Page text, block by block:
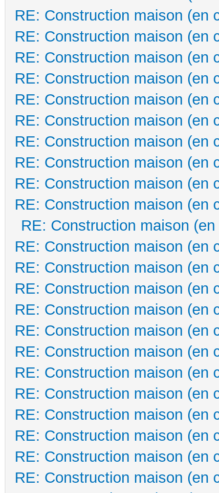
RE: Construction maison (en
RE: Construction maison (en
RE: Construction maison (en
RE: Construction maison (en
RE: Construction maison (en
RE: Construction maison (en
RE: Construction maison (en
RE: Construction maison (en
RE: Construction maison (en
RE: Construction maison (en
RE: Construction maison
RE: Construction maison (en
RE: Construction maison (en
RE: Construction maison (en
RE: Construction maison (en
RE: Construction maison (en
RE: Construction maison (en
RE: Construction maison (en
RE: Construction maison (en
RE: Construction maison (en
RE: Construction maison (en
RE: Construction maison (en
RE: Construction maison (en